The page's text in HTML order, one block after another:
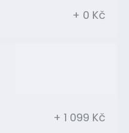
+ 0 Kč
+ 1 099 Kč